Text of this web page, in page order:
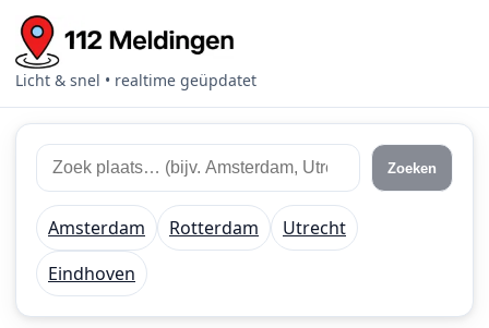
Licht & snel • realtime geüpdatet
Zoek
112
meldingen
Zoek
plaats
of
regio
Zoeken
Amsterdam Rotterdam
Utrecht
Eindhoven